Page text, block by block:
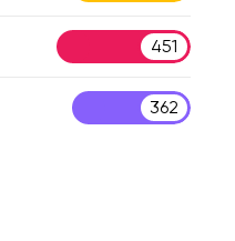
451
362